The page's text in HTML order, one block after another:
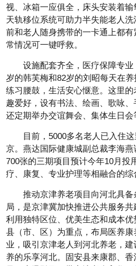
视、冰箱一应俱全，床头安装着输
天轨移位系统可助力半失能老人
前和老人随身携带的一卡通上都
常情况可一键呼救。
设施配套齐全，医疗保障专
岁的韩芙梅和82岁的刘昭每天在养
练习腰鼓，生活安心惬意。这里
趣爱好，设有书法、绘画、歌咏、
还定期举办交谊舞会、集体生日会
目前，5000多名老人已入住
京。燕达国际健康城副总裁李海
700张的三期项目预计今年10月投
疗、康复、专业护理等相融合的综
推动京津养老项目向河北具
局，是京津冀加快推进公共服务共
利用独特区位、优美生态和成本
县（市、区）为重点，布局医养
业，吸引京津老人到河北养老，
养的乐享河北。固安县来康郡、